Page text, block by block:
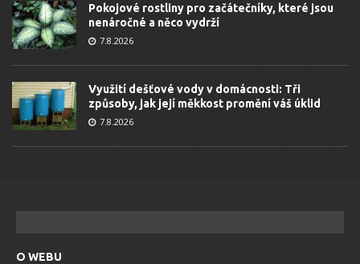
Pokojové rostliny pro začátečníky, které jsou
nenáročné a něco vydrží
7.8.2026
Využití dešťové vody v domácnosti: Tři
způsoby, jak její měkkost promění váš úklid
7.8.2026
O WEBU